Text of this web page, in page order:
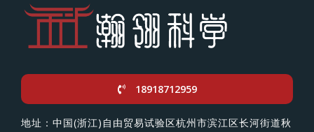
18918712959
地址：中国(浙江)自由贸易试验区杭州市滨江区长河街道秋